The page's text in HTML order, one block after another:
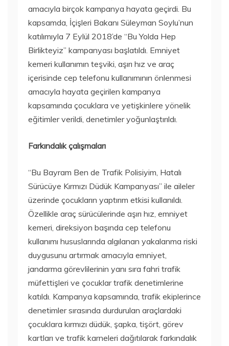
amacıyla birçok kampanya hayata geçirdi. Bu
kapsamda, İçişleri Bakanı Süleyman Soylu’nun
katılımıyla 7 Eylül 2018’de “Bu Yolda Hep
Birlikteyiz” kampanyası başlatıldı. Emniyet
kemeri kullanımın teşviki, aşırı hız ve araç
içerisinde cep telefonu kullanımının önlenmesi
amacıyla hayata geçirilen kampanya
kapsamında çocuklara ve yetişkinlere yönelik
eğitimler verildi, denetimler yoğunlaştırıldı.
Farkındalık çalışmaları
“Bu Bayram Ben de Trafik Polisiyim, Hatalı
Sürücüye Kırmızı Düdük Kampanyası” ile aileler
üzerinde çocukların yaptırım etkisi kullanıldı.
Özellikle araç sürücülerinde aşırı hız, emniyet
kemeri, direksiyon başında cep telefonu
kullanımı hususlarında algılanan yakalanma riski
duygusunu artırmak amacıyla emniyet,
jandarma görevlilerinin yanı sıra fahri trafik
müfettişleri ve çocuklar trafik denetimlerine
katıldı. Kampanya kapsamında, trafik ekiplerince
denetimler sırasında durdurulan araçlardaki
çocuklara kırmızı düdük, şapka, tişört, görev
kartları ve trafik karneleri dağıtılarak farkındalık